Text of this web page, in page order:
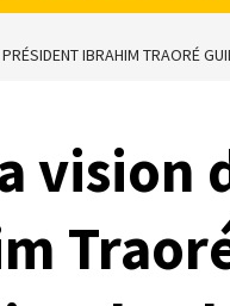
IBRAHIM TRAORÉ
vision